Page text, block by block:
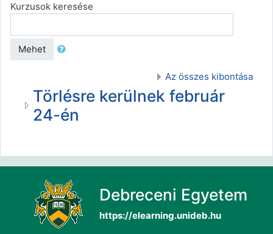
Kurzusok keresése
Mehet
Az összes kibontása
Törlésre kerülnek február
24-én
Debreceni Egyetem
https://elearning.unideb.hu